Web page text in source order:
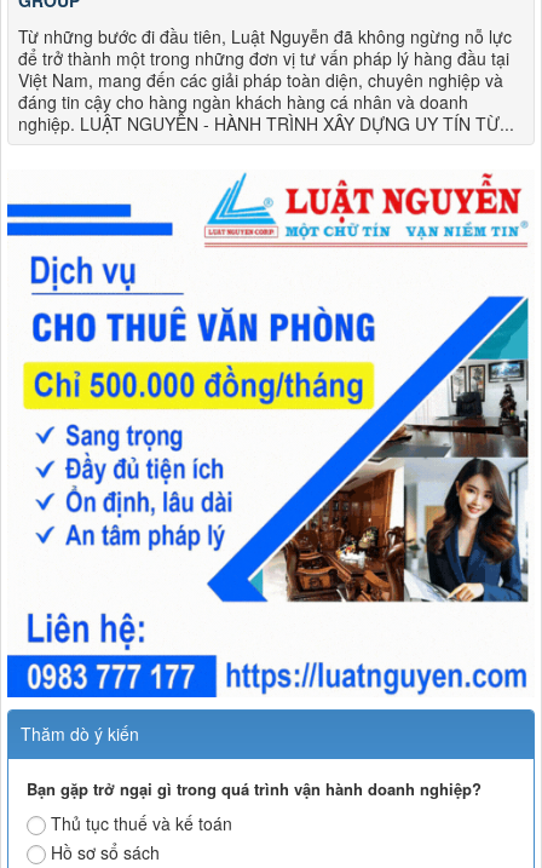
Từ những bước đi đầu tiên, Luật Nguyễn đã không ngừng nỗ lực
để trở thành một trong những đơn vị tư vấn pháp lý hàng đầu tại
Việt Nam, mang đến các giải pháp toàn diện, chuyên nghiệp và
đáng tin cậy cho hàng ngàn khách hàng cá nhân và doanh
nghiệp. LUẬT NGUYỄN - HÀNH TRÌNH XÂY DỰNG UY TÍN TỪ...
Thăm dò ý kiến
Bạn gặp trở ngại gì trong quá trình vận hành doanh nghiệp?
Thủ tục thuế và kế toán
Hồ sơ sổ sách